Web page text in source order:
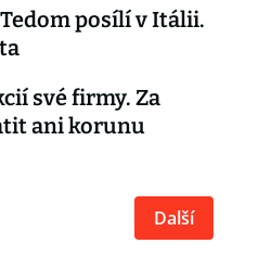
posílí v Itálii.
své firmy. Za
ani korunu
Další